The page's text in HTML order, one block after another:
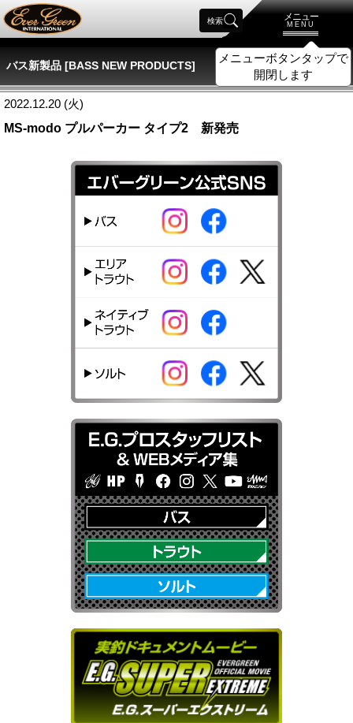
メニュー
MENU
メニューボタンタップで
開閉します
検索
バス新製品 [BASS NEW PRODUCTS]
2022.12.20 (火)
MS-modo プルパーカー タイプ2 新発売